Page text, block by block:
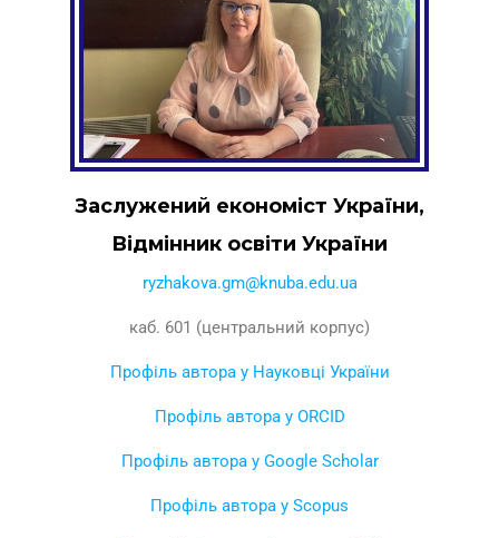
Заслужений економіст України,
Відмінник освіти України
ryzhakova.gm@knuba.edu.ua
каб. 601 (центральний корпус)
Профіль автора у Науковці України
Профіль автора у ORCID
Профіль автора у Google Scholar
Профіль автора у Scopus